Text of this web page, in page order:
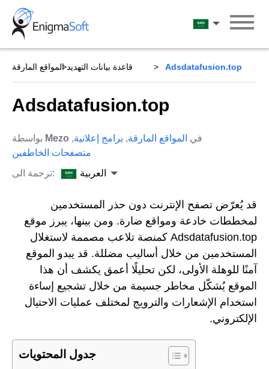
Skip
content
العربية
قاعدة بيانات التهديد المواقع المارقة Adsdatafusion.top
Adsdatafusion.top
Mezo في المواقع المارقة, برامج إعلانية,
متصفحات الخاطفين
ترجمة الى:
العربية
قد يُعرّض تصفح الإنترنت دون حذر المستخدمين
لمخططات خادعة ومواقع ضارة. ومن بينها، يبرز موقع
Adsdatafusion.top كمنصة تلاعب مصممة لاستغلال
المستخدمين من خلال أساليب مضللة. قد يبدو الموقع
آمنًا للوهلة الأولى، لكن تحليلًا أعمق يكشف أن هذا
الموقع يُشكّل مخاطر جسيمة من خلال تشجيع إساءة
استخدام الإشعارات والترويج لمختلف عمليات الاحتيال
الإلكتروني.
جدول المحتويات